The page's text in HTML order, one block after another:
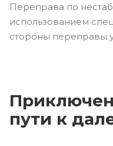
Переправа по
использованием
стороны переправы
пути к